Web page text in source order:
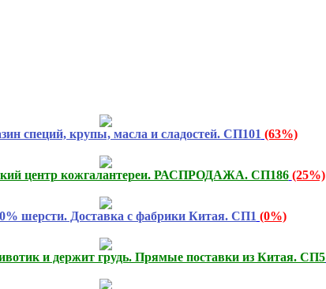
специй, крупы, масла и сладостей. СП101 (63%)
центр кожгалантереи. РАСПРОДАЖА. СП186 (25%)
шерсти. Доставка с фабрики Китая. СП1 (0%)
и держит грудь. Прямые поставки из Китая. СП5